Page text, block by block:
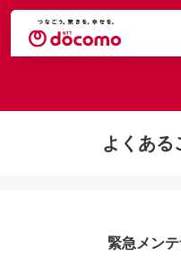
よくある
緊急メン